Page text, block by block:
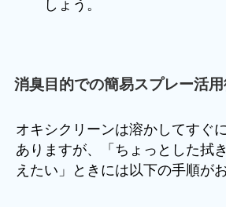
消臭目的での簡易スプレー活
オキシクリーンは溶かしてすぐ
ありますが、「ちょっとした拭
えたい」ときには以下の手順が